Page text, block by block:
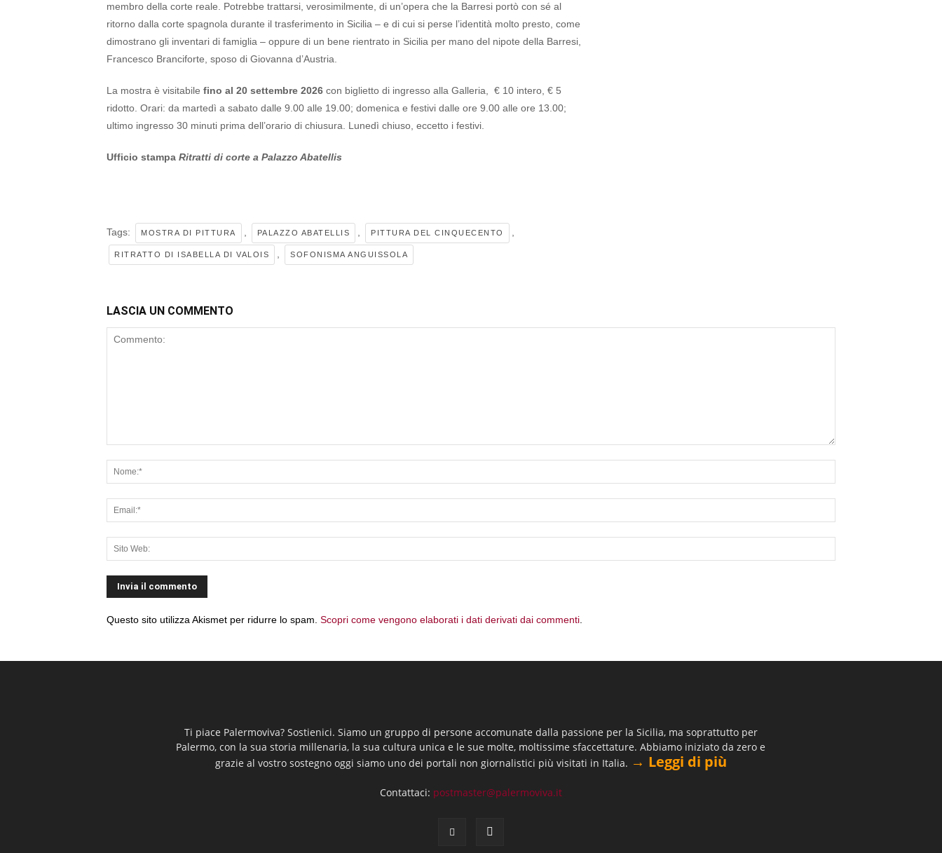
membro della corte reale. Potrebbe trattarsi, verosimilmente, di un’opera che la Barresi portò con sé al
ritorno dalla corte spagnola durante il trasferimento in Sicilia – e di cui si perse l’identità molto presto, come
dimostrano gli inventari di famiglia – oppure di un bene rientrato in Sicilia per mano del nipote della Barresi,
Francesco Branciforte, sposo di Giovanna d’Austria.
La mostra è visitabile fino al 20 settembre 2026 con biglietto di ingresso alla Galleria, € 10 intero, € 5
ridotto. Orari: da martedì a sabato dalle 9.00 alle 19.00; domenica e festivi dalle ore 9.00 alle ore 13.00;
ultimo ingresso 30 minuti prima dell’orario di chiusura. Lunedì chiuso, eccetto i festivi.
Ufficio stampa Ritratti di corte a Palazzo Abatellis
Tags: MOSTRA DI PITTURA PALAZZO ABATELLIS PITTURA DEL CINQUECENTO
RITRATTO DI ISABELLA DI VALOIS SOFONISMA ANGUISSOLA
LASCIA UN COMMENTO
Questo sito utilizza Akismet per ridurre lo spam. Scopri come vengono elaborati i dati derivati dai commenti
Ti piace Palermoviva? Sostienici. Siamo un gruppo di persone accomunate dalla passione per la Sicilia, ma soprattutto per
Palermo, con la sua storia millenaria, la sua cultura unica e le sue molte, moltissime sfaccettature. Abbiamo iniziato da zero e
grazie al vostro sostegno oggi siamo uno dei portali non giornalistici più visitati in Italia. → Leggi di più
Contattaci: postmaster@palermoviva.it